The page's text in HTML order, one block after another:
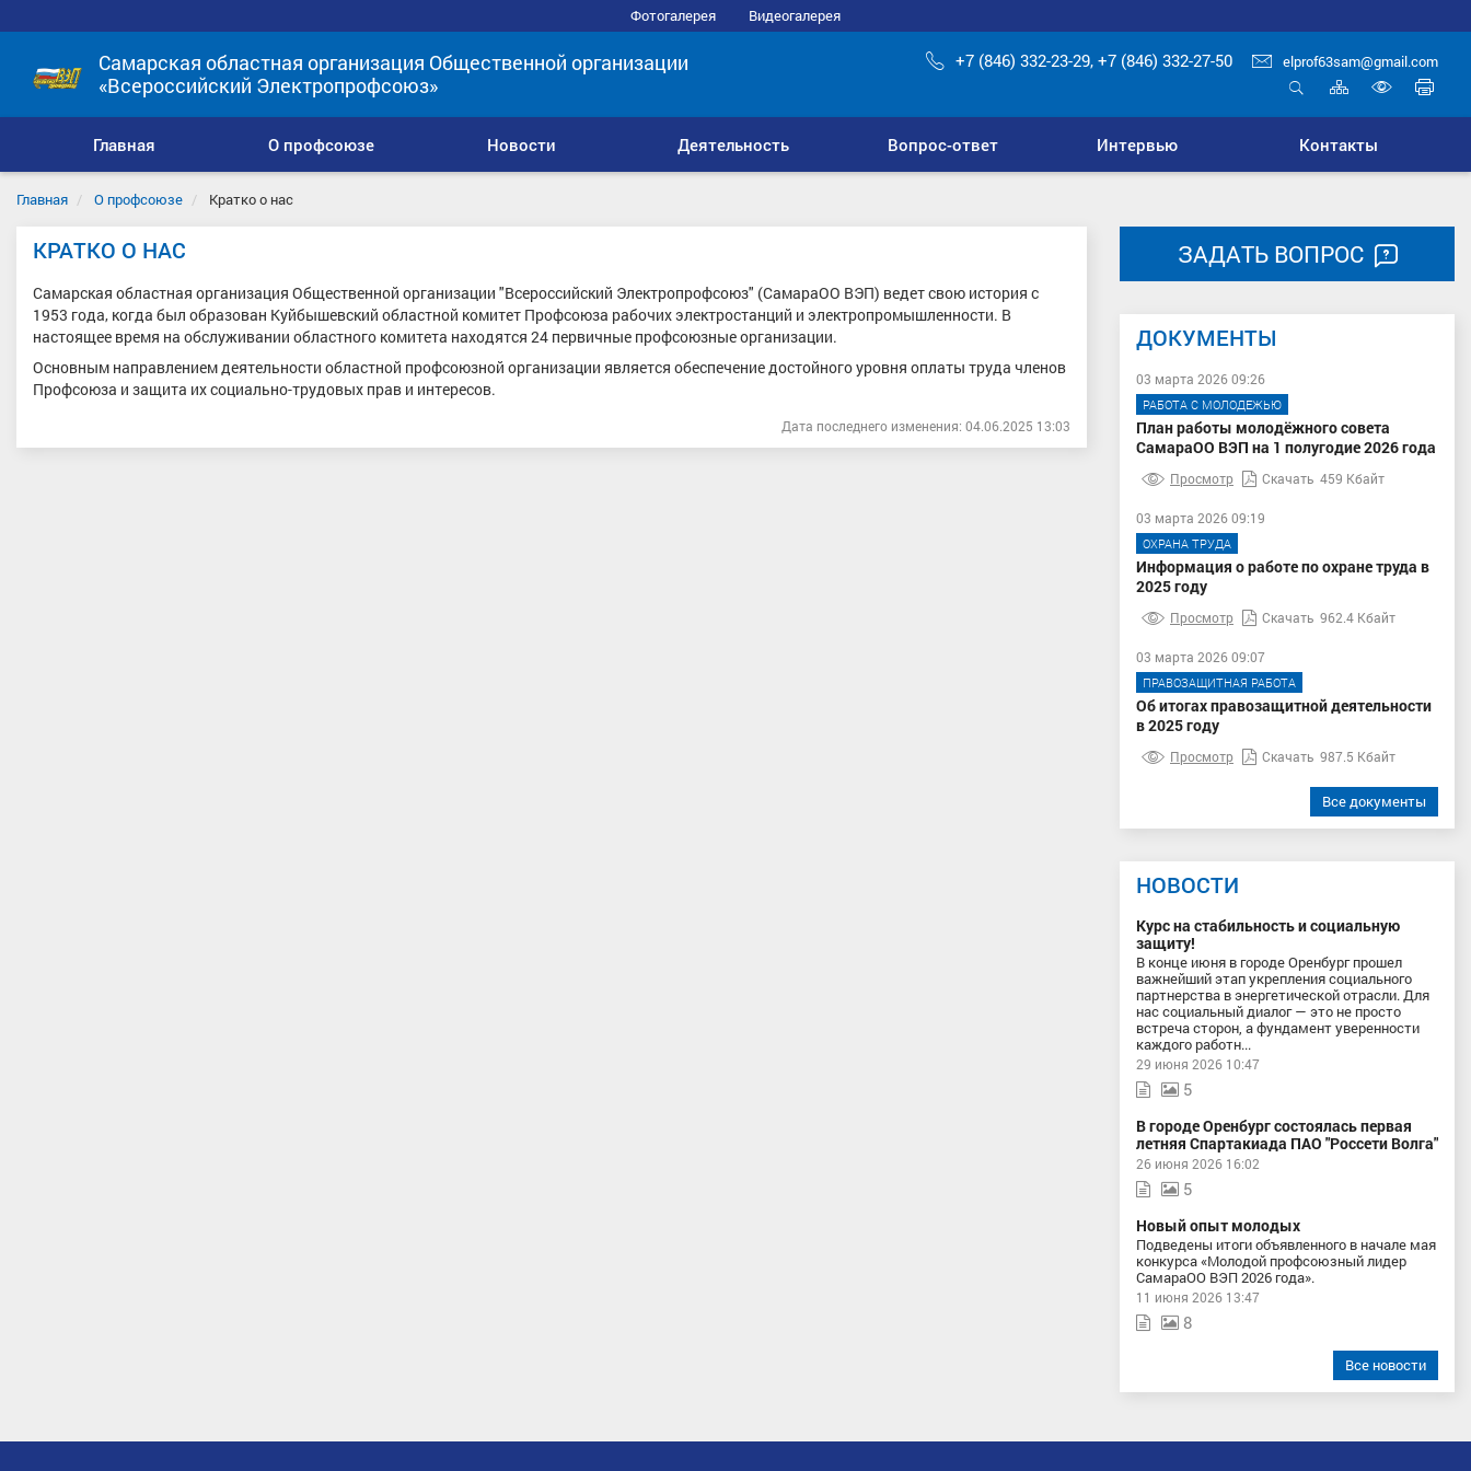
Фотогалерея Видеогалерея
Самарская областная организация Общественной организации
«Всероссийский Электропрофсоюз»
+7 (846) 332-23-29, +7 (846) 332-27-50 elprof63sam@gmail.com
Карта
сайта
для
Главная О профсоюзе Новости Деятельность Вопрос-ответ Интервью Контакты
Главная О профсоюзе Кратко о нас
КРАТКО О НАС
Самарская областная организация Общественной организации "Всероссийский Электропрофсоюз" (СамараОО ВЭП) ведет свою история с
1953 года, когда был образован Куйбышевский областной комитет Профсоюза рабочих электростанций и электропромышленности. В
настоящее время на обслуживании областного комитета находятся 24 первичные профсоюзные организации.
Основным направлением деятельности областной профсоюзной организации является обеспечение достойного уровня оплаты труда членов
Профсоюза и защита их социально-трудовых прав и интересов.
Дата последнего изменения: 04.06.2025 13:03
ЗАДАТЬ ВОПРОС
ДОКУМЕНТЫ
03 марта 2026 09:26
РАБОТА С МОЛОДЕЖЬЮ
План работы молодёжного совета
СамараОО ВЭП на 1 полугодие 2026 года
Просмотр Скачать 459 Кбайт
03 марта 2026 09:19
ОХРАНА ТРУДА
Информация о работе по охране труда в
2025 году
Просмотр Скачать 962.4 Кбайт
03 марта 2026 09:07
ПРАВОЗАЩИТНАЯ РАБОТА
Об итогах правозащитной деятельности
в 2025 году
Просмотр Скачать 987.5 Кбайт
Все документы
НОВОСТИ
Курс на стабильность и социальную
защиту!
В конце июня в городе Оренбург прошел
важнейший этап укрепления социального
партнерства в энергетической отрасли. Для
нас социальный диалог — это не просто
встреча сторон, а фундамент уверенности
каждого работн...
29 июня 2026 10:47
5
В городе Оренбург состоялась первая
летняя Спартакиада ПАО "Россети Волга"
26 июня 2026 16:02
5
Новый опыт молодых
Подведены итоги объявленного в начале мая
конкурса «Молодой профсоюзный лидер
СамараОО ВЭП 2026 года».
11 июня 2026 13:47
8
Все новости